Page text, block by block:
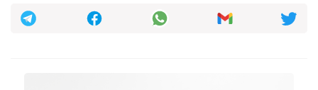
Assalomu Alaykum barchaga, men